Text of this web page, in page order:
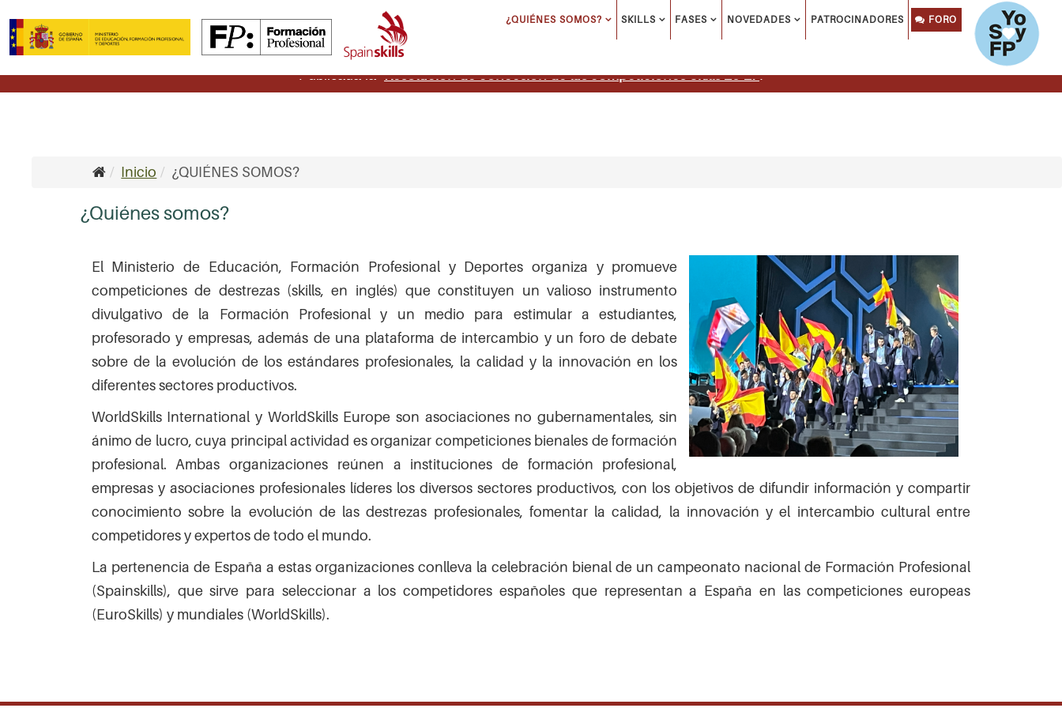
¿QUIÉNES SOMOS? SKILLS FASES NOVEDADES PATROCINADORES FORO
Publicada la Resolucion de concesion de las competiciones Skills 26-27.
Inicio ¿QUIÉNES SOMOS?
¿Quiénes somos?
El Ministerio de Educación, Formación Profesional y Deportes organiza y promueve
competiciones de destrezas (skills, en inglés) que constituyen un valioso instrumento
divulgativo de la Formación Profesional y un medio para estimular a estudiantes,
profesorado y empresas, además de una plataforma de intercambio y un foro de debate
sobre de la evolución de los estándares profesionales, la calidad y la innovación en los
diferentes sectores productivos.
WorldSkills International y WorldSkills Europe son asociaciones no gubernamentales, sin
ánimo de lucro, cuya principal actividad es organizar competiciones bienales de formación
profesional. Ambas organizaciones reúnen a instituciones de formación profesional,
empresas y asociaciones profesionales líderes los diversos sectores productivos, con los objetivos de difundir información y compartir
conocimiento sobre la evolución de las destrezas profesionales, fomentar la calidad, la innovación y el intercambio cultural entre
competidores y expertos de todo el mundo.
La pertenencia de España a estas organizaciones conlleva la celebración bienal de un campeonato nacional de Formación Profesional
(Spainskills), que sirve para seleccionar a los competidores españoles que representan a España en las competiciones europeas
(EuroSkills) y mundiales (WorldSkills).